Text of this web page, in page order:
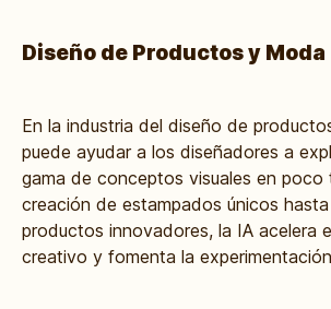
Diseño de Productos y Moda
En la industria del diseño de
puede ayudar a los diseñadores a
gama de conceptos visuales en poco
creación de estampados únicos
productos innovadores, la IA acelera
creativo y fomenta la